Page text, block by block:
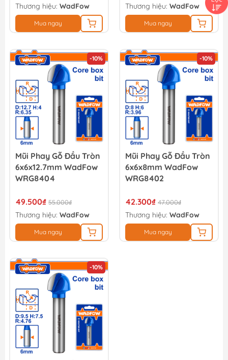
Thương hiệu: WadFow
Mua ngay
Thương hiệu: WadFow
Mua ngay
-10%
Mũi Phay Gỗ Đầu Tròn
6x6x12.7mm WadFow
WRG8404
49.500₫ 55.000₫
Thương hiệu: WadFow
Mua ngay
-10%
Mũi Phay Gỗ Đầu Tròn
6x6x8mm WadFow
WRG8402
42.300₫ 47.000₫
Thương hiệu: WadFow
Mua ngay
-10%